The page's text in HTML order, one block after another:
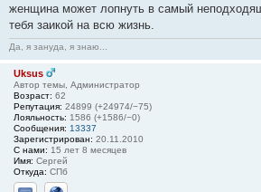
женщина может лопнуть в самый
тебя заикой на всю жизнь.
Да, я зануда, я знаю...
Uksus
Автор темы, Администратор
Возраст: 62
Репутация: 24899 (+24974/−75)
Лояльность: 1586 (+1586/−0)
Сообщения: 13337
Зарегистрирован: 20.11.2010
С нами: 15 лет 8 месяцев
Имя: Сергей
Откуда: СПб